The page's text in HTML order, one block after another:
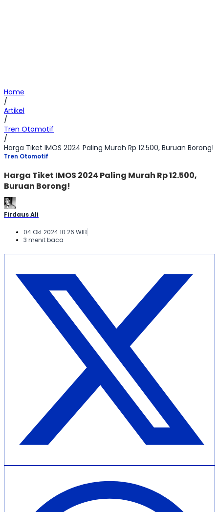
Home
/
Artikel
/
Tren Otomotif
/
Harga Tiket IMOS 2024 Paling Murah Rp 12.500, Buruan Borong!
Tren Otomotif
Harga Tiket IMOS 2024 Paling Murah Rp 12.500,
Buruan Borong!
Firdaus Ali
04 Okt 2024 10:26 WIB
3 menit baca